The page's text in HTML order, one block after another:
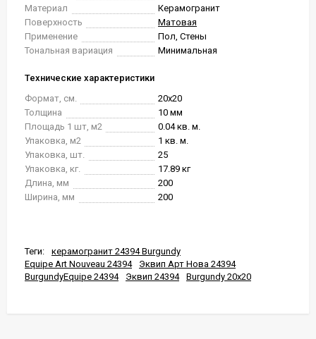
Материал
Керамогранит
Поверхность
Матовая
Применение
Пол, Стены
Тональная вариация
Минимальная
Технические характеристики
Формат, см.
20x20
Толщина
10 мм
Площадь 1 шт, м2
0.04 кв. м.
Упаковка, м2
1 кв. м.
Упаковка, шт.
25
Упаковка, кг.
17.89 кг
Длина, мм
200
Ширина, мм
200
Теги:
керамогранит 24394 Burgundy
Equipe Art Nouveau 24394
Эквип Арт Нова 24394
BurgundyEquipe 24394
Эквип 24394 Burgundy 20x20